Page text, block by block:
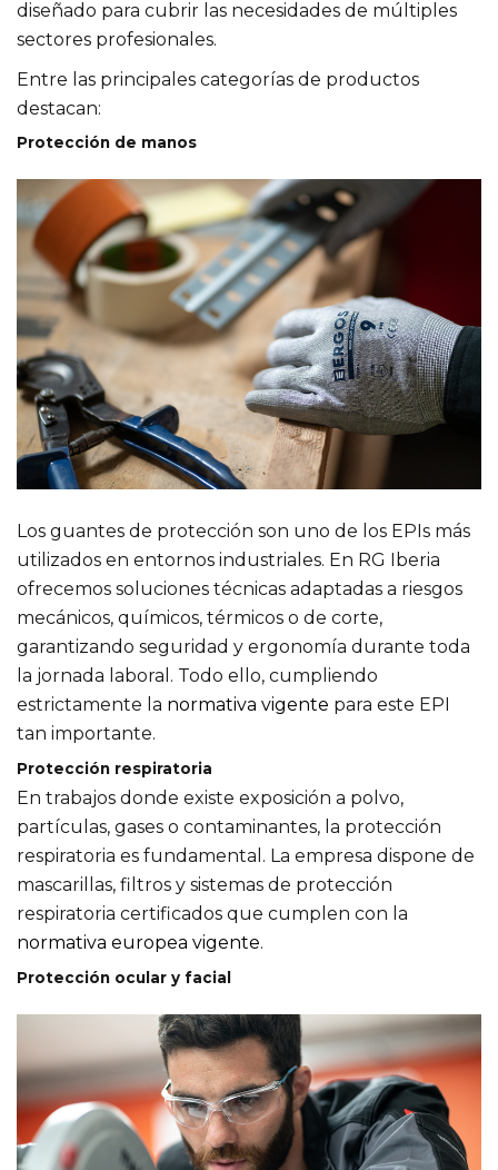
diseñado para cubrir las necesidades de múltiples
sectores profesionales.
Entre las principales categorías de productos
destacan:
Protección de manos
Los guantes de protección son uno de los EPIs más
utilizados en entornos industriales. En RG Iberia
ofrecemos soluciones técnicas adaptadas a riesgos
mecánicos, químicos, térmicos o de corte,
garantizando seguridad y ergonomía durante toda
la jornada laboral. Todo ello, cumpliendo
estrictamente la normativa vigente para este EPI
tan importante.
Protección respiratoria
En trabajos donde existe exposición a polvo,
partículas, gases o contaminantes, la protección
respiratoria es fundamental. La empresa dispone de
mascarillas, filtros y sistemas de protección
respiratoria certificados que cumplen con la
normativa europea vigente.
Protección ocular y facial